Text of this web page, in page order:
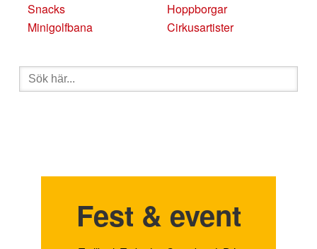
Snacks
Minigolfbana
Hoppborgar
Cirkusartister
Sök
efter:
Fest & event